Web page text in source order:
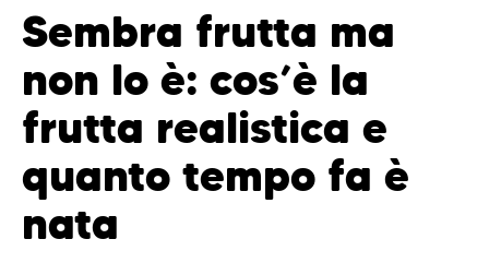
Sembra frutta ma
non lo è: cos’è la
frutta realistica e
quanto tempo fa è
nata